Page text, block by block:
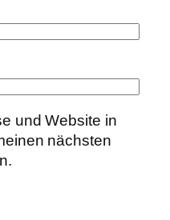
und Website in
nächsten